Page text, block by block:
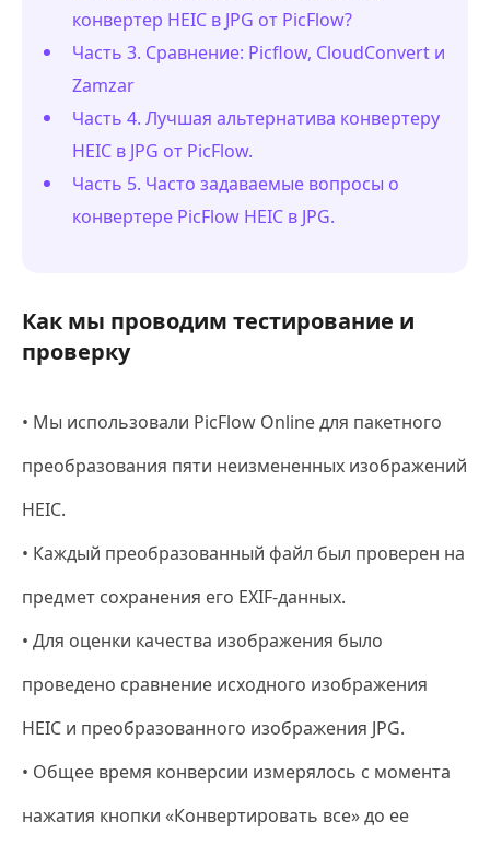
конвертер HEIC в JPG от PicFlow?
Часть 3. Сравнение: Picflow, CloudConvert и
Zamzar
Часть 4. Лучшая альтернатива конвертеру
HEIC в JPG от PicFlow.
Часть 5. Часто задаваемые вопросы о
конвертере PicFlow HEIC в JPG.
Как мы проводим тестирование и
проверку
• Мы использовали PicFlow Online для пакетного
преобразования пяти неизмененных изображений
HEIC.
• Каждый преобразованный файл был проверен на
предмет сохранения его EXIF-данных.
• Для оценки качества изображения было
проведено сравнение исходного изображения
HEIC и преобразованного изображения JPG.
• Общее время конверсии измерялось с момента
нажатия кнопки «Конвертировать все» до ее